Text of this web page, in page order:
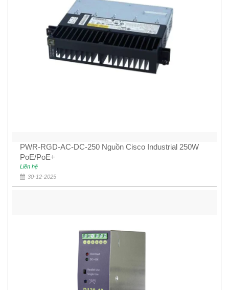
PWR-RGD-AC-DC-250 Nguồn Cisco Industrial 250W
PoE/PoE+
Liên hệ
30-12-2025